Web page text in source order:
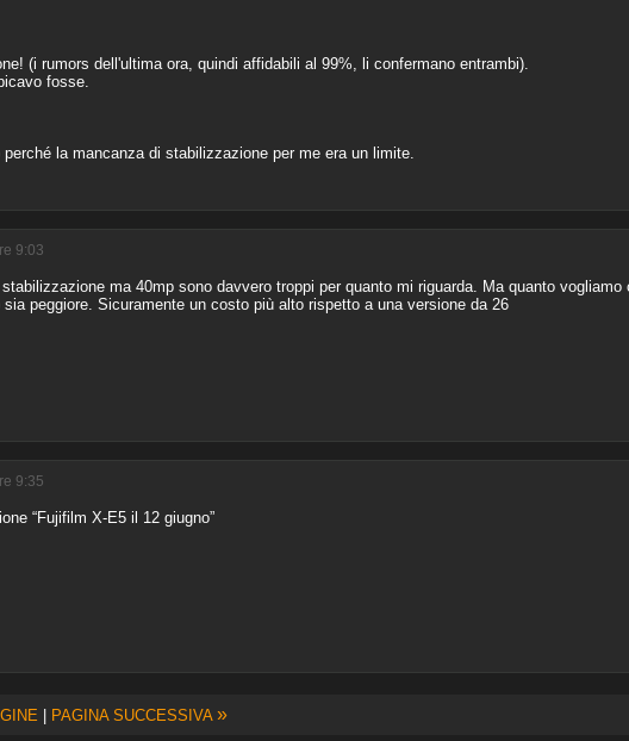
(i rumors dell'ultima ora, quindi affidabili al 99%, li confermano entrambi).
fosse.
la mancanza di stabilizzazione per me era un limite.
9:03
ma 40mp sono davvero troppi per quanto mi riguarda. Ma quanto
peggiore. Sicuramente un costo più alto rispetto a una versione da 26
9:35
“Fujifilm X-E5 il 12 giugno”
| PAGINA SUCCESSIVA »